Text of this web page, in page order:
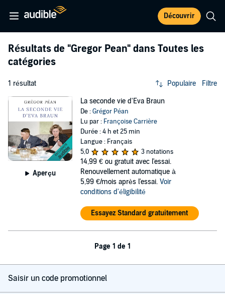
Découvrir
Résultats de "Gregor Pean" dans Toutes les
catégories
1 résultat Populaire Filtre
Aperçu
La seconde vie d'Eva Braun
De :Grégor Péan
Lu par : Françoise Carrière
Durée : 4 h et 25 min
Langue : Français
5,0
3 notations
14,99 € ou gratuit avec l'essai.
Renouvellement automatique à
5,99 €/mois après l'essai. Voir
conditions d'éligibilité
Essayez Standard gratuitement
Page 1 de 1
Saisir un code promotionnel